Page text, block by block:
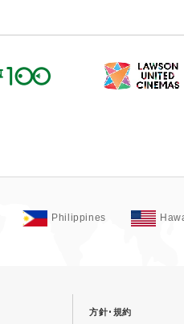
Philippines
方針･規約